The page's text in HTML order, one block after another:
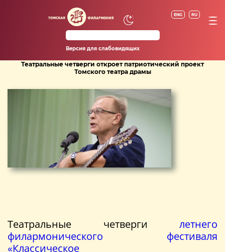
ENG RU
Версия для слабовидящих
Театральные четверги откроет патриотический проект
Томского театра драмы
Театральные четверги летнего
филармонического фестиваля
«Классическое